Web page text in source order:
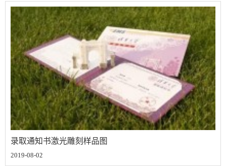
录取通知书激光雕刻样品图
2019-08-02